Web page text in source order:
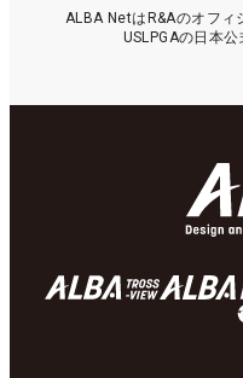
ALBA NetはR&Aのオフィ
USLPGAの日本